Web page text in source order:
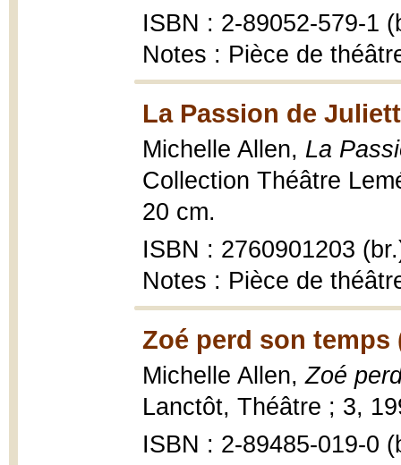
ISBN : 2-89052-579-1
Notes : Pièce de
La Passion de
Michelle Allen, La
Collection Théâtre
20 cm.
ISBN : 2760901203
Notes : Pièce de
Zoé perd son temps
Michelle Allen,Zoé
Lanctôt, Théâtre ; 3,
ISBN : 2-89485-019-0